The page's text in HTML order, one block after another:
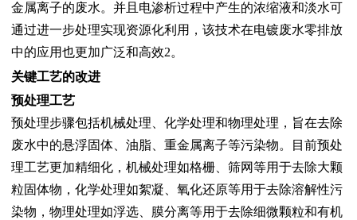
金属离子的废水。并且电渗析过程中产生的浓缩液和淡水可
通过进一步处理实现资源化利用，该技术在电镀废水零排放
中的应用也更加广泛和高效2。
关键工艺的改进
预处理工艺
预处理步骤包括机械处理、化学处理和物理处理，旨在去除
废水中的悬浮固体、油脂、重金属离子等污染物。目前预处
理工艺更加精细化，机械处理如格栅、筛网等用于去除大颗
粒固体物，化学处理如絮凝、氧化还原等用于去除溶解性污
染物，物理处理如浮选、膜分离等用于去除细微颗粒和有机